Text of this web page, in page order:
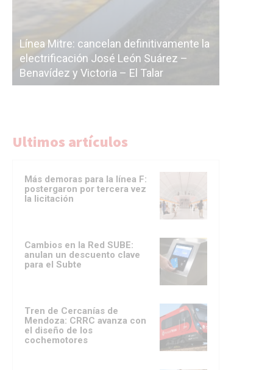
definitivamente la
Suárez –
El Talar
La Ciudad vuelve a postergar la
licitación de la línea F
Ultimos artículos
Más demoras para la línea F:
postergaron por tercera vez
la licitación
Cambios en la Red SUBE:
anulan un descuento clave
para el Subte
Tren de Cercanías de
Mendoza: CRRC avanza con
el diseño de los
cochemotores